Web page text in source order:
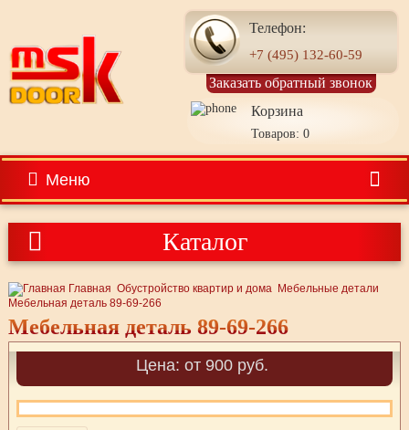
Телефон:
+7 (495) 132-60-59
Заказать обратный звонок
Корзина
Товаров: 0
Меню
Каталог
Главная Обустройство квартир и дома Мебельные детали
Мебельная деталь 89-69-266
Мебельная деталь 89-69-266
Цена: от 900 руб.